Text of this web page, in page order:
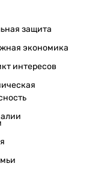
защита
экономика
интересов